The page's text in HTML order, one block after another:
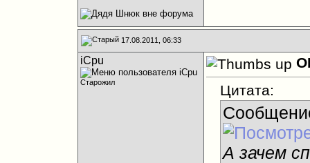
17.08.2011, 06:33
iCpu
Старожил
Цитата:
А зачем